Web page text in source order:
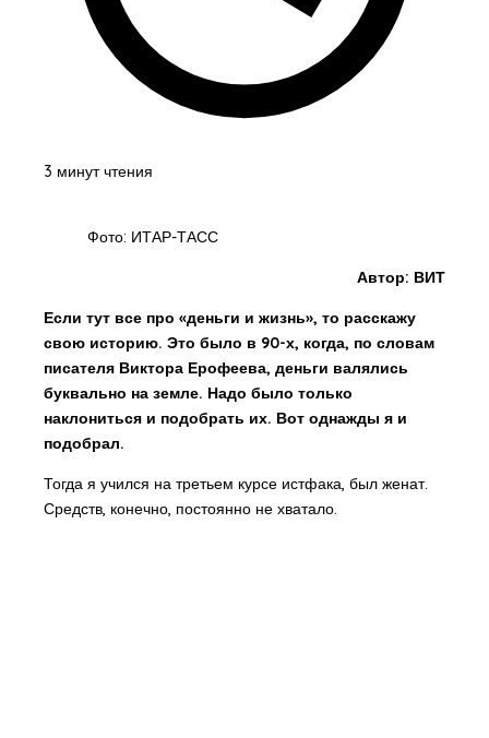
3 минут чтения
Фото: ИТАР-ТАСС
Автор: ВИТ
Если тут все про «деньги и жизнь», то расскажу
свою историю. Это было в 90-х, когда, по словам
писателя Виктора Ерофеева, деньги валялись
буквально на земле. Надо было только
наклониться и подобрать их. Вот однажды я и
подобрал.
Тогда я учился на третьем курсе истфака, был женат.
Средств, конечно, постоянно не хватало.